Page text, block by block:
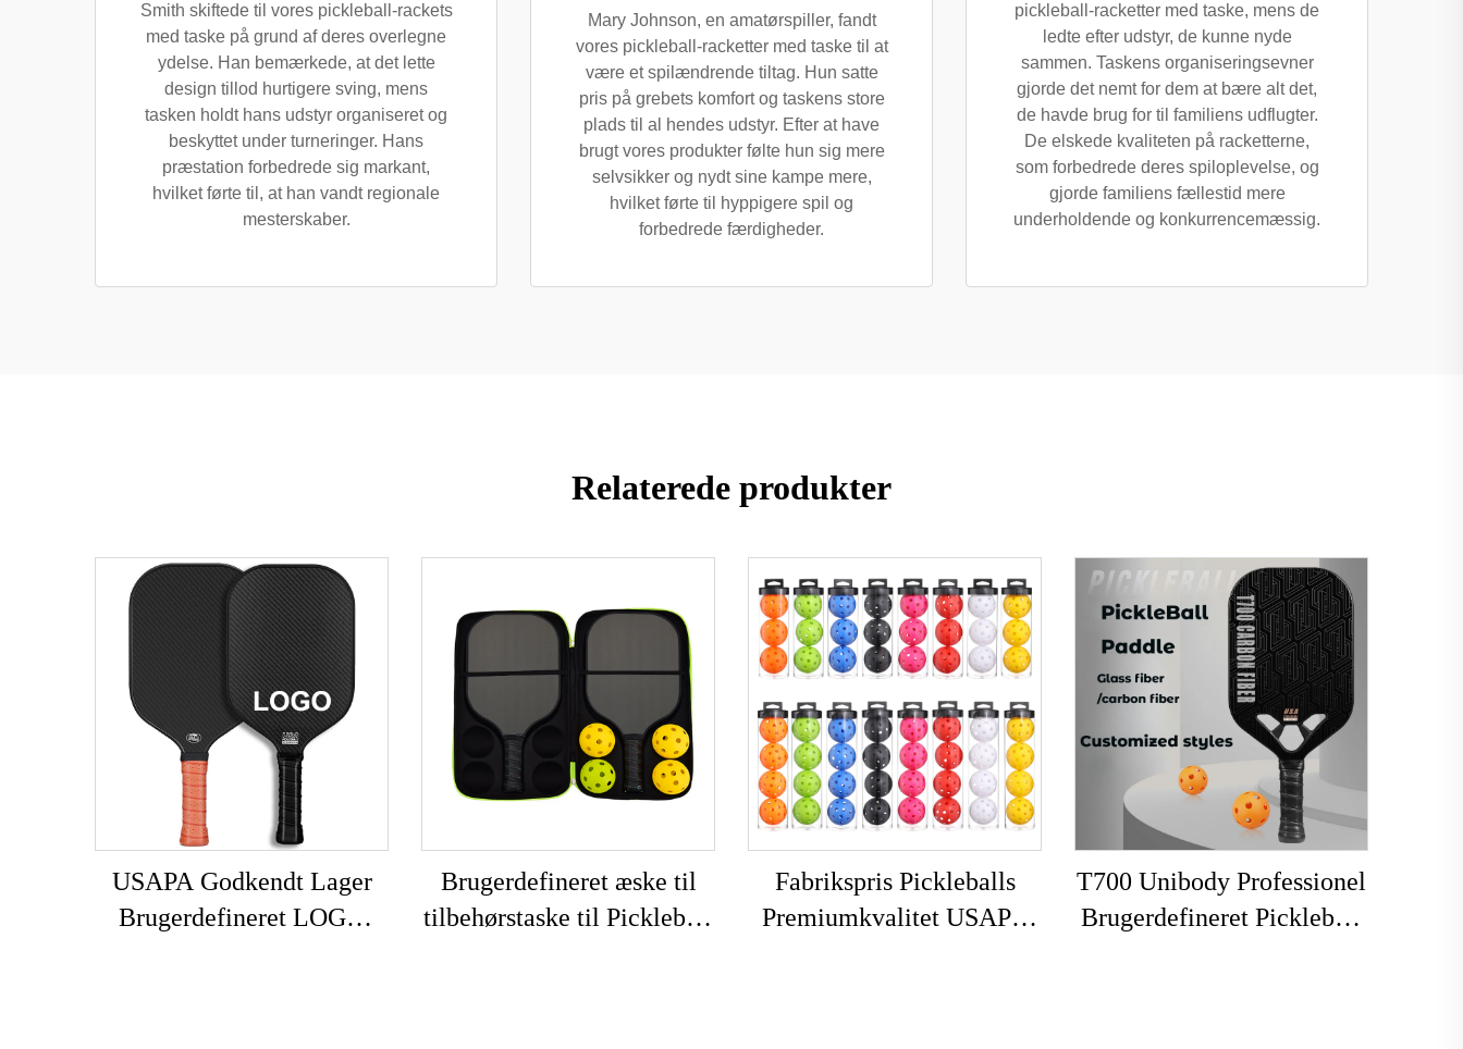
Smith skiftede til vores pickleball-rackets
med taske på grund af deres overlegne
ydelse. Han bemærkede, at det lette
design tillod hurtigere sving, mens
tasken holdt hans udstyr organiseret og
beskyttet under turneringer. Hans
præstation forbedrede sig markant,
hvilket førte til, at han vandt regionale
mesterskaber.
Mary Johnson, en amatørspiller, fandt
vores pickleball-racketter med taske til at
være et spilændrende tiltag. Hun satte
pris på grebets komfort og taskens store
plads til al hendes udstyr. Efter at have
brugt vores produkter følte hun sig mere
selvsikker og nydt sine kampe mere,
hvilket førte til hyppigere spil og
forbedrede færdigheder.
pickleball-racketter med taske, mens de
ledte efter udstyr, de kunne nyde
sammen. Taskens organiseringsevner
gjorde det nemt for dem at bære alt det,
de havde brug for til familiens udflugter.
De elskede kvaliteten på racketterne,
som forbedrede deres spiloplevelse, og
gjorde familiens fællestid mere
underholdende og konkurrencemæssig.
Relaterede produkter
USAPA Godkendt Lager
Brugerdefineret LOGO
Brugerdefineret æske til
tilbehørstaske til Pickleball
Fabrikspris Pickleballs
Premiumkvalitet USAPA
T700 Unibody Professionel
Brugerdefineret Pickleball